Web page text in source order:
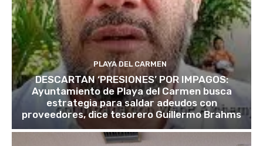
PLAYA DEL CARMEN
DESCARTAN ‘PRESIONES’ POR IMPAGOS:
Ayuntamiento de Playa del Carmen busca
estrategia para saldar adeudos con
proveedores, dice tesorero Guillermo Brahms